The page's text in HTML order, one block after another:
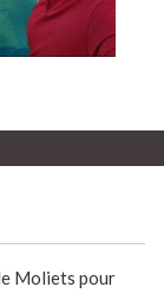
Moliets pour